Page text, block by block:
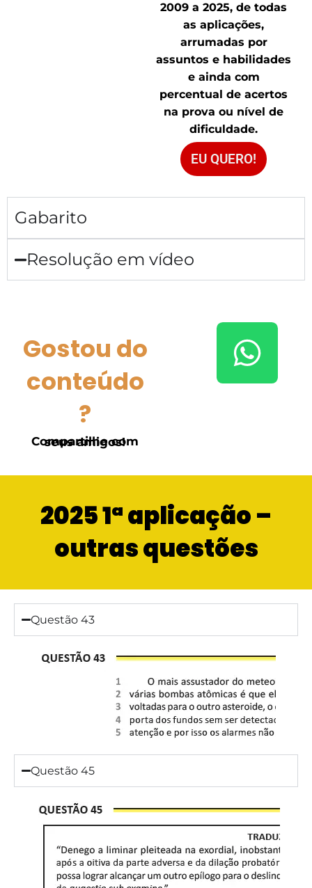
2009 a 2025, de todas
as aplicações,
arrumadas por
assuntos e habilidades
e ainda com
percentual de acertos
na prova ou nível de
dificuldade.
EU QUERO!
Gabarito
Resolução em vídeo
Gostou do
conteúdo
?
Compartilhe com seus amigos!
2025 1ª aplicação –
outras questões
Questão 43
Questão 45